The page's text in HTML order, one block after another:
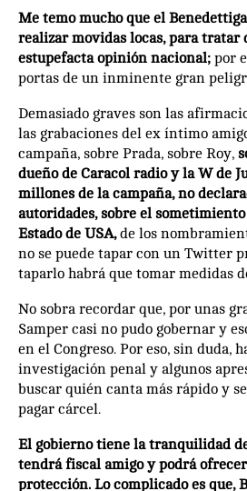
Me temo mucho que el
realizar movidas locas, para tratar
estupefacta opinión nacional; por
portas de un inminente gran
Demasiado graves son las
las grabaciones del ex íntimo
campaña, sobre Prada, sobre Roy,
dueño de Caracol radio y la W de
millones de la campaña, no
autoridades, sobre el
Estado de USA,de los
no se puede tapar con un Twitter
taparlo habrá que tomar medidas
No sobra recordar que, por unas
Samper casi no pudo gobernar y
en el Congreso. Por eso, sin duda,
investigación penal y algunos
buscar quién canta más rápido y
pagar cárcel.
El gobierno tiene la tranquilidad
tendrá fiscal amigo y podrá
protección. Lo complicado es que,